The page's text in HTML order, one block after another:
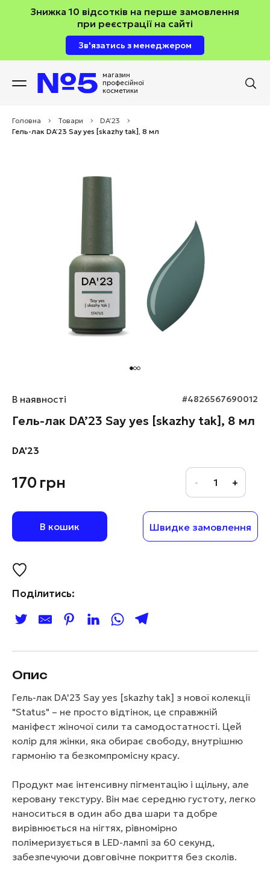
Знижка 10 відсотків на перше замовлення
при реєстрації на сайті
Зв'язатись з менеджером
магазин
професійної
косметики
Головна > Товари > DA’23
>
Гель-лак DA’23 Say yes [skazhy tak], 8 мл
В наявності #4826567690012
Гель-лак DA’23 Say yes [skazhy tak], 8 мл
DA'23
170грн
В кошик Швидке замовлення
Поділитись:
Опис
Гель-лак DA'23 Say yes [skazhy tak] з нової колекції
"Status" – не просто відтінок, це справжній
маніфест жіночої сили та самодостатності. Цей
колір для жінки, яка обирає свободу, внутрішню
гармонію та безкомпромісну красу.
Продукт має інтенсивну пігментацію і щільну, але
керовану текстуру. Він має середню густоту, легко
наноситься в один або два шари та добре
вирівнюється на нігтях, рівномірно
полімеризується в LED-лампі за 60 секунд,
забезпечуючи довговічне покриття без сколів.